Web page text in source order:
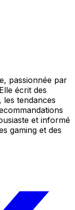
passionnée par
écrit des
les tendances
et informé
gaming et des